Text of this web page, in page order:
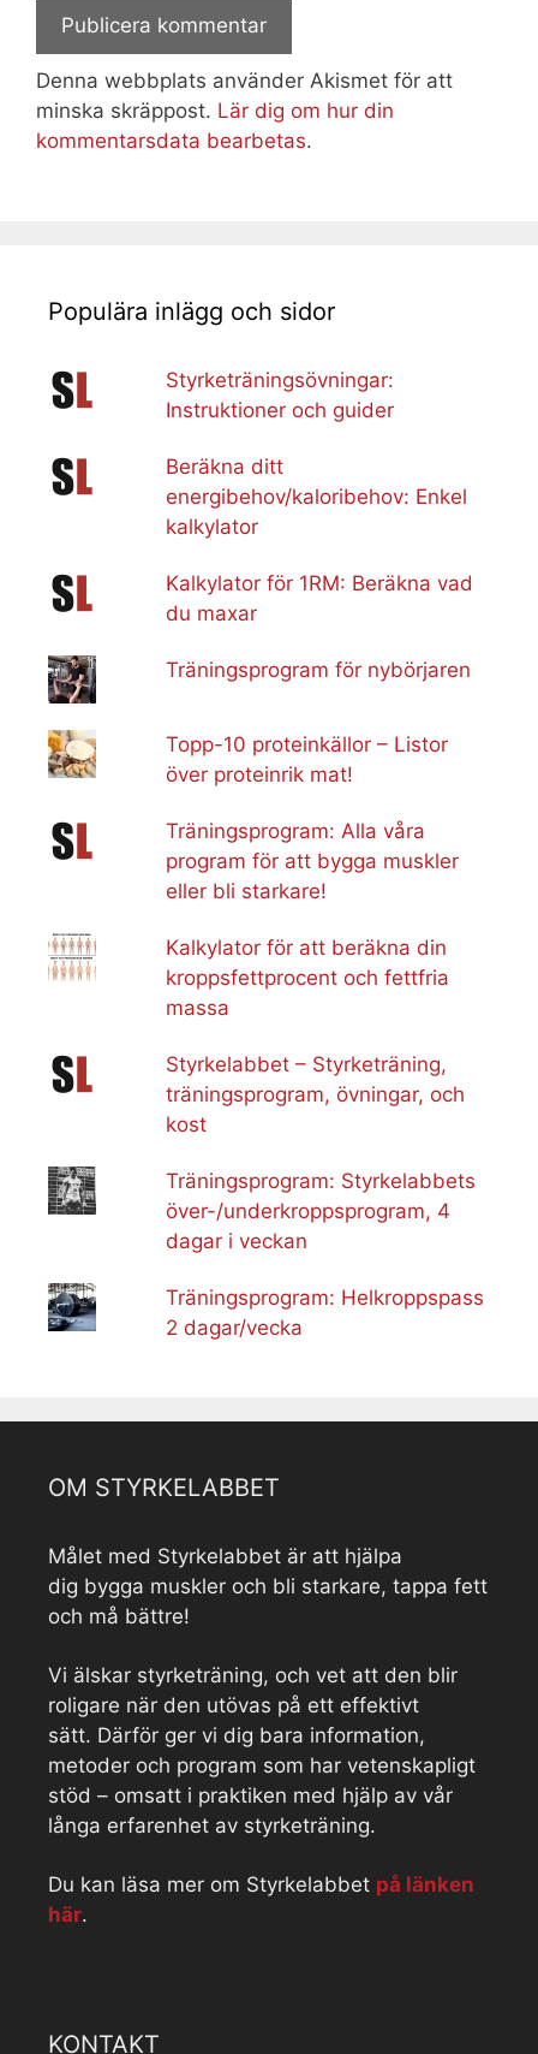
Denna webbplats använder Akismet för att
minska skräppost. Lär dig om hur din
kommentarsdata bearbetas.
Populära inlägg och sidor
Styrketräningsövningar:
Instruktioner och guider
Beräkna ditt
energibehov/kaloribehov: Enkel
kalkylator
Kalkylator för 1RM: Beräkna vad
du maxar
Träningsprogram för nybörjaren
Topp-10 proteinkällor – Listor
över proteinrik mat!
Träningsprogram: Alla våra
program för att bygga muskler
eller bli starkare!
Kalkylator för att beräkna din
kroppsfettprocent och fettfria
massa
Styrkelabbet – Styrketräning,
träningsprogram, övningar, och
kost
Träningsprogram: Styrkelabbets
över-/underkroppsprogram, 4
dagar i veckan
Träningsprogram: Helkroppspass
2 dagar/vecka
OM STYRKELABBET
Målet med Styrkelabbet är att hjälpa
dig bygga muskler och bli starkare, tappa fett
och må bättre!
Vi älskar styrketräning, och vet att den blir
roligare när den utövas på ett effektivt
sätt. Därför ger vi dig bara information,
metoder och program som har vetenskapligt
stöd – omsatt i praktiken med hjälp av vår
långa erfarenhet av styrketräning.
Du kan läsa mer om Styrkelabbet på länken
här.
KONTAKT